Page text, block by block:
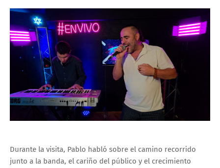
Durante la visita, Pablo habló sobre el camino recorrido
junto a la banda, el cariño del público y el crecimiento